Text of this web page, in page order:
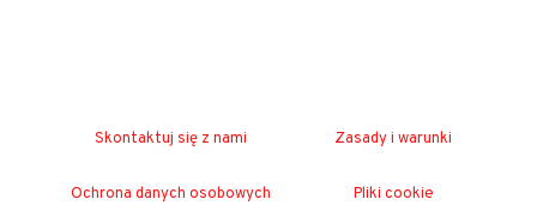
Skontaktuj się z nami Zasady i warunki
Ochrona danych osobowych Pliki cookie